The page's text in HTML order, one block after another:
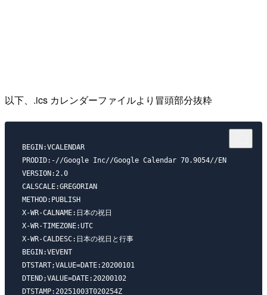
以下、.ics カレンダーファイルより冒頭部分抜粋
BEGIN:VCALENDAR
PRODID:-//Google Inc//Google Calendar 70.9054//EN
VERSION:2.0
CALSCALE:GREGORIAN
METHOD:PUBLISH
X-WR-CALNAME:日本の祝日
X-WR-TIMEZONE:UTC
X-WR-CALDESC:日本の祝日と行事
BEGIN:VEVENT
DTSTART;VALUE=DATE:20200101
DTEND;VALUE=DATE:20200102
DTSTAMP:20251003T020254Z